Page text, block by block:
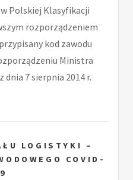
Polskiej Klasyfikacji
rozporządzeniem
kod zawodu
Ministra
dnia 7 sierpnia 2014 r.
LOGISTYKI –
COVID-